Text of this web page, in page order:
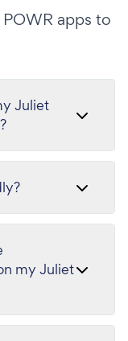
apps to
Juliet
my Juliet